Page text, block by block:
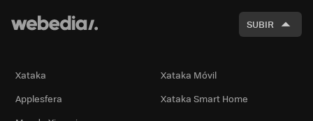
SUBIR
Xataka
Xataka Móvil
Applesfera
Xataka Smart Home